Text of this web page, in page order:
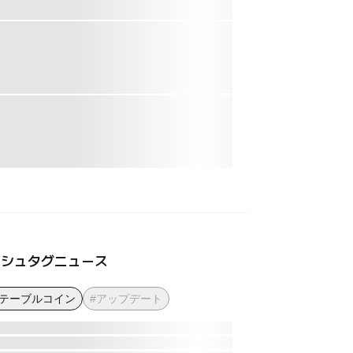
ュタグニュース
ーブルコイン #アップデート